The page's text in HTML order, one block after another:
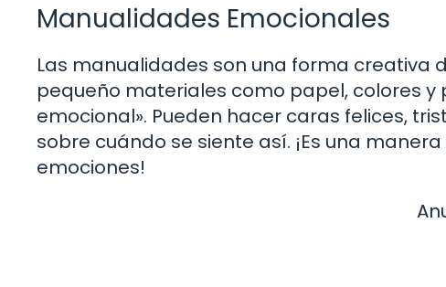
Manualidades Emocionales
Las manualidades son una forma creativa
pequeño materiales como papel, colores
emocional». Pueden hacer caras felices,
sobre cuándo se siente así. ¡Es una
emociones!